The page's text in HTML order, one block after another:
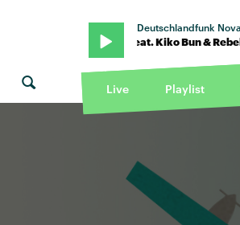
Deutschlandfunk Nova
Loyle Carner feat. Kiko Bun & Rebel Kleff
Live Playlist